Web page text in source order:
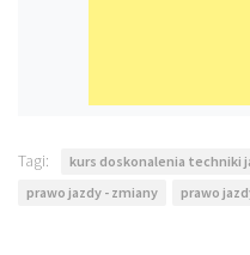
Tagi: kurs doskonalenia techniki
prawo jazdy - zmiany
prawo